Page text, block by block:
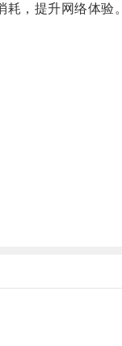
，提升网络体验。